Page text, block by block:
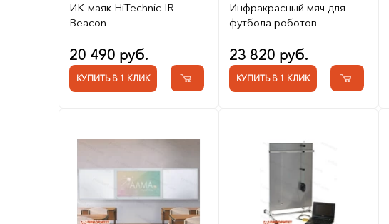
ИК-маяк HiTechnic IR
Beacon
20 490 руб.
КУПИТЬ В 1 КЛИК
Инфракрасный мяч для
футбола роботов
23 820 руб.
КУПИТЬ В 1 КЛИК